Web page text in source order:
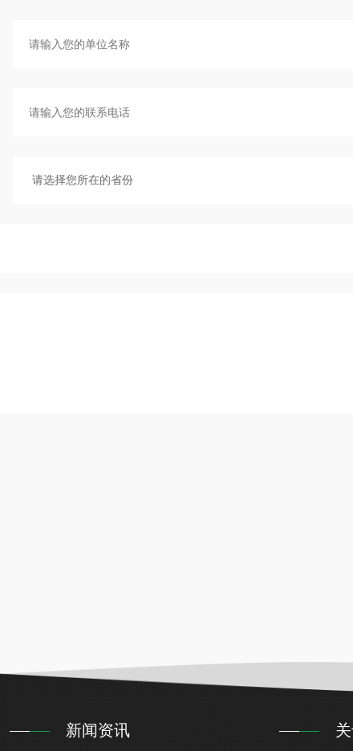
新闻资讯